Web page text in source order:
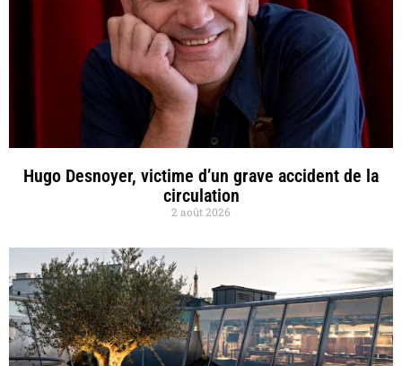
Hugo Desnoyer, victime d’un grave accident de la
circulation
2 août 2026